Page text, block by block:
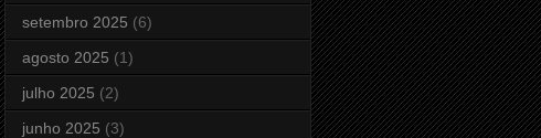
setembro 2025 (6)
agosto 2025 (1)
julho 2025 (2)
junho 2025 (3)